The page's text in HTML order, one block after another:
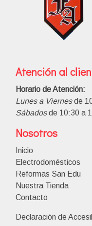
Atención al
Horario de Atención:
Lunes a Viernesde
Sábadosde 10:30 a
Nosotros
Inicio
Electrodomésticos
Reformas San Edu
Nuestra Tienda
Contacto
Declaración de